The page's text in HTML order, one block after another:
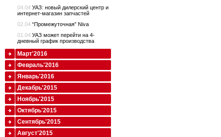
04.04 УАЗ: новый дилерский центр и
интернет-магазин запчастей
02.04 “Промежуточная” Niva
01.04 УАЗ может перейти на 4-
дневный график производства
Март'2016
Февраль'2016
Январь'2016
Декабрь'2015
Ноябрь'2015
Октябрь'2015
Сентябрь'2015
Август'2015